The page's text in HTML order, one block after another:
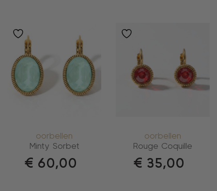
oorbellen
Minty Sorbet
€ 60,00
oorbellen
Rouge Coquille
€ 35,00